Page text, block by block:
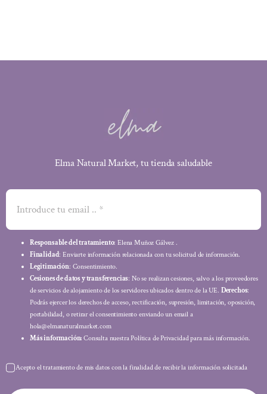
Elma Natural Market, tu tienda saludable
Responsable del tratamiento: Elena Muñoz Gálvez .
Finalidad: Enviarte información relacionada con tu solicitud de información.
Legitimación: Consentimiento.
Cesiones de datos y transferencias: No se realizan cesiones, salvo a los proveedores
de servicios de alojamiento de los servidores ubicados dentro de la UE. Derechos:
Podrás ejercer los derechos de acceso, rectificación, supresión, limitación, oposición,
portabilidad, o retirar el consentimiento enviando un email a
hola@elmanaturalmarket.com
Más información: Consulta nuestra Política de Privacidad para más información.
Acepto el tratamiento de mis datos con la finalidad de recibir la información solicitada